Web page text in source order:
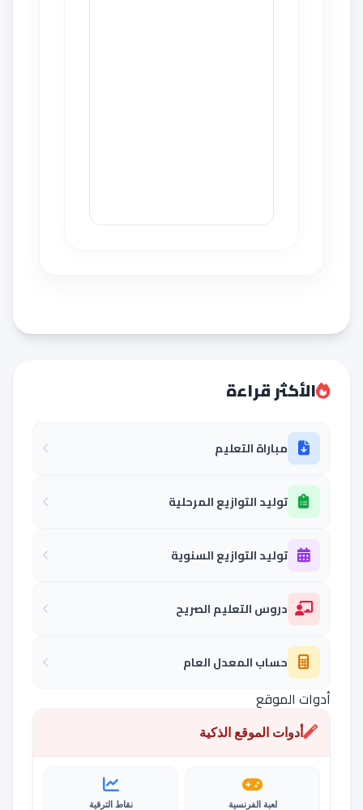
الأكثر قراءة
مباراة التعليم
توليد التوازيع المرحلية
توليد التوازيع السنوية
دروس التعليم الصريح
حساب المعدل العام
أدوات الموقع
أدوات الموقع الذكية
لعبة الفرنسية نقاط الترقية